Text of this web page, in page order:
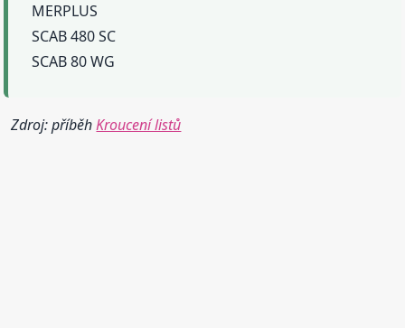
MERPLUS
SCAB 480 SC
SCAB 80 WG
Zdroj: příběhKroucení listů